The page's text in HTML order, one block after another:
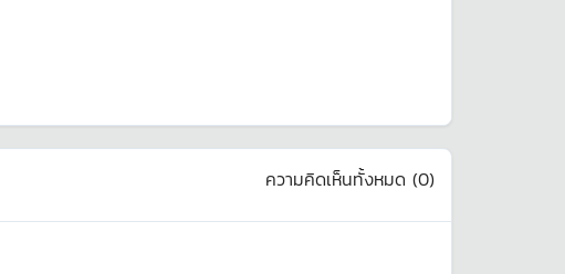
ความคิดเห็นทั้งหมด (0)